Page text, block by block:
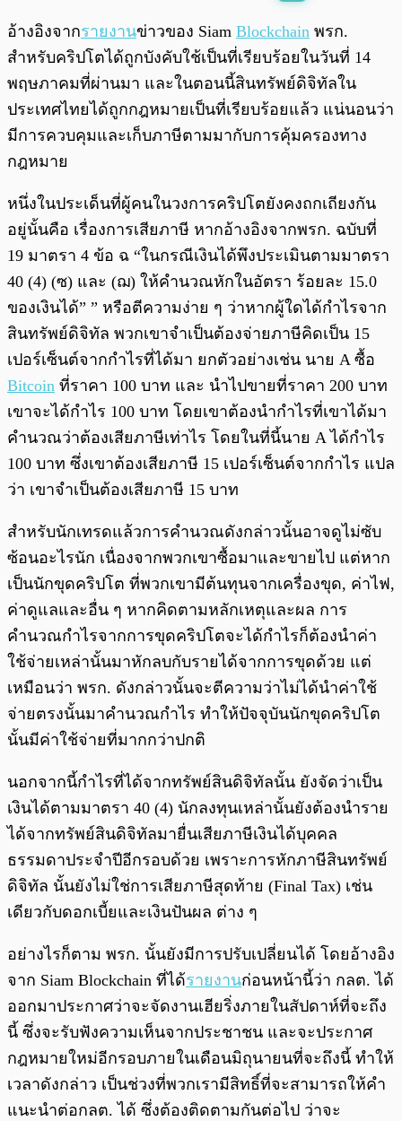
อ้างอิงจากรายงานข่าวของ Siam Blockchain พรก.
สำหรับคริปโตได้ถูกบังคับใช้เป็นที่เรียบร้อยในวันที่ 14
พฤษภาคมที่ผ่านมา และในตอนนี้สินทรัพย์ดิจิทัลใน
ประเทศไทยได้ถูกกฎหมายเป็นที่เรียบร้อยแล้ว แน่นอนว่า
มีการควบคุมและเก็บภาษีตามมากับการคุ้มครองทาง
กฎหมาย
หนึ่งในประเด็นที่ผู้คนในวงการคริปโตยังคงถกเถียงกัน
อยู่นั้นคือ เรื่องการเสียภาษี หากอ้างอิงจากพรก. ฉบับที่
19 มาตรา 4 ข้อ ฉ “ในกรณีเงินได้พึงประเมินตามมาตรา
40 (4) (ซ) และ (ฌ) ให้คํานวณหักในอัตรา ร้อยละ 15.0
ของเงินได้” ” หรือตีความง่าย ๆ ว่าหากผู้ใดได้กำไรจาก
สินทรัพย์ดิจิทัล พวกเขาจำเป็นต้องจ่ายภาษีคิดเป็น 15
เปอร์เซ็นต์จากกำไรที่ได้มา ยกตัวอย่างเช่น นาย A ซื้อ
Bitcoin ที่ราคา 100 บาท และ นำไปขายที่ราคา 200 บาท
เขาจะได้กำไร 100 บาท โดยเขาต้องนำกำไรที่เขาได้มา
คำนวณว่าต้องเสียภาษีเท่าไร โดยในที่นี้นาย A ได้กำไร
100 บาท ซึ่งเขาต้องเสียภาษี 15 เปอร์เซ็นต์จากกำไร แปล
ว่า เขาจำเป็นต้องเสียภาษี 15 บาท
สำหรับนักเทรดแล้วการคำนวณดังกล่าวนั้นอาจดูไม่ซับ
ซ้อนอะไรนัก เนื่องจากพวกเขาซื้อมาและขายไป แต่หาก
เป็นนักขุดคริปโต ที่พวกเขามีต้นทุนจากเครื่องขุด, ค่าไฟ,
ค่าดูแลและอื่น ๆ หากคิดตามหลักเหตุและผล การ
คำนวณกำไรจากการขุดคริปโตจะได้กำไรก็ต้องนำค่า
ใช้จ่ายเหล่านั้นมาหักลบกับรายได้จากการขุดด้วย แต่
เหมือนว่า พรก. ดังกล่าวนั้นจะตีความว่าไม่ได้นำค่าใช้
จ่ายตรงนั้นมาคำนวณกำไร ทำให้ปัจจุบันนักขุดคริปโต
นั้นมีค่าใช้จ่ายที่มากกว่าปกติ
นอกจากนี้กำไรที่ได้จากทรัพย์สินดิจิทัลนั้น ยังจัดว่าเป็น
เงินได้ตามมาตรา 40 (4) นักลงทุนเหล่านั้นยังต้องนำราย
ได้จากทรัพย์สินดิจิทัลมายื่นเสียภาษีเงินได้บุคคล
ธรรมดาประจำปีอีกรอบด้วย เพราะการหักภาษีสินทรัพย์
ดิจิทัล นั้นยังไม่ใช่การเสียภาษีสุดท้าย (Final Tax) เช่น
เดียวกับดอกเบี้ยและเงินปันผล ต่าง ๆ
อย่างไรก็ตาม พรก. นั้นยังมีการปรับเปลี่ยนได้ โดยอ้างอิง
จาก Siam Blockchain ที่ได้รายงานก่อนหน้านี้ว่า กลต. ได้
ออกมาประกาศว่าจะจัดงานเฮียริ่งภายในสัปดาห์ที่จะถึง
นี้ ซึ่งจะรับฟังความเห็นจากประชาชน และจะประกาศ
กฎหมายใหม่อีกรอบภายในเดือนมิถุนายนที่จะถึงนี้ ทำให้
เวลาดังกล่าว เป็นช่วงที่พวกเรามีสิทธิ์ที่จะสามารถให้คำ
แนะนำต่อกลต. ได้ ซึ่งต้องติดตามกันต่อไป ว่าจะ